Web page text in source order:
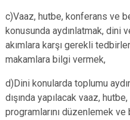
c)Vaaz, hutbe, konferans ve
konusunda aydınlatmak, dini
akımlara karşı gerekli
makamlara bilgi vermek,
d)Dini konularda toplumu
dışında yapılacak vaaz,
programlarını düzenlemek